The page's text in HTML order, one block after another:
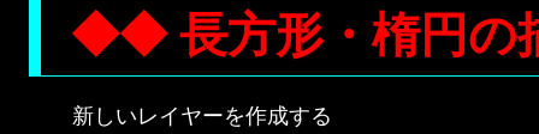
◆◆ 長方形・楕円
新しいレイヤーを作成する